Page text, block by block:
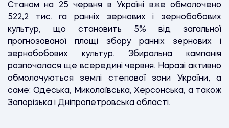
Станом на 25 червня в Україні вже обмолочено
522,2 тис. га ранніх зернових і зернобобових
культур, що становить 5% від загальної
прогнозованої площі збору ранніх зернових і
зернобобових культур. Збиральна кампанія
розпочалася ще всередині червня. Наразі активно
обмолочуються землі степової зони України, а
саме: Одеська, Миколаївська, Херсонська, а також
Запорізька і Дніпропетровська області.